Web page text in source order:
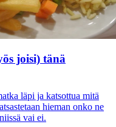
joisi) tänä
läpi ja katsottua mitä
hieman onko ne
vai ei.